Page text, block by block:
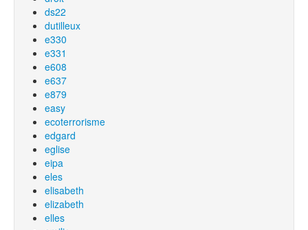
ds22
dutilleux
e330
e331
e608
e637
e879
easy
ecoterrorisme
edgard
eglise
eipa
eles
elisabeth
elizabeth
elles